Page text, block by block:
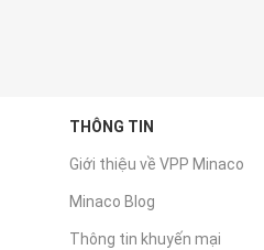
THÔNG TIN
Giới thiệu về VPP Minaco
Minaco Blog
Thông tin khuyến mại